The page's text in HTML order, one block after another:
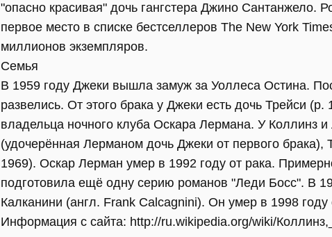
"опасно красивая" дочь гангстера Джино Сантанжело.
первое место в списке бестселлеров The New York
миллионов экземпляров.
Семья
В 1959 году Джеки вышла замуж за Уоллеса Остина.
развелись. От этого брака у Джеки есть дочь Трейси
владельца ночного клуба Оскара Лермана. У Коллинз
(удочерённая Лерманом дочь Джеки от первого
1969). Оскар Лерман умер в 1992 году от рака.
подготовила ещё одну серию романов "Леди Босс". В
Калканини (англ. Frank Calcagnini). Он умер в 1998 году
Информация с сайта: http://ru.wikipedia.org/wiki/